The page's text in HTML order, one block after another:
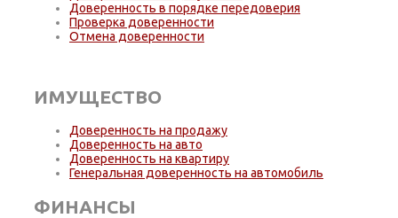
Доверенность в порядке передоверия
Проверка доверенности
Отмена доверенности
ИМУЩЕСТВО
Доверенность на продажу
Доверенность на авто
Доверенность на квартиру
Генеральная доверенность на автомобиль
ФИНАНСЫ